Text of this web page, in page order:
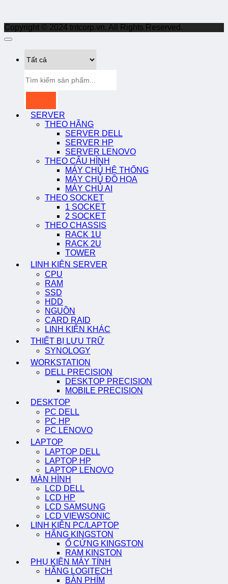
Copyright © 2024 tntcorp.vn. All Rights Reserved.
kiếm:
SERVER
THEO HÃNG
SERVER DELL
SERVER HP
SERVER LENOVO
THEO CẤU HÌNH
MÁY CHỦ HỆ THỐNG
MÁY CHỦ ĐỒ HỌA
MÁY CHỦ AI
THEO SOCKET
1 SOCKET
2 SOCKET
THEO CHASSIS
RACK 1U
RACK 2U
TOWER
LINH KIỆN SERVER
CPU
RAM
SSD
HDD
NGUỒN
CARD RAID
LINH KIỆN KHÁC
THIẾT BỊ LƯU TRỮ
SYNOLOGY
WORKSTATION
DELL PRECISION
DESKTOP PRECISION
MOBILE PRECISION
DESKTOP
PC DELL
PC HP
PC LENOVO
LAPTOP
LAPTOP DELL
LAPTOP HP
LAPTOP LENOVO
MÀN HÌNH
LCD DELL
LCD HP
LCD SAMSUNG
LCD VIEWSONIC
LINH KIỆN PC/LAPTOP
HÃNG KINGSTON
Ổ CỨNG KINGSTON
RAM KINSTON
PHỤ KIỆN MÁY TÍNH
HÃNG LOGITECH
BÀN PHÍM